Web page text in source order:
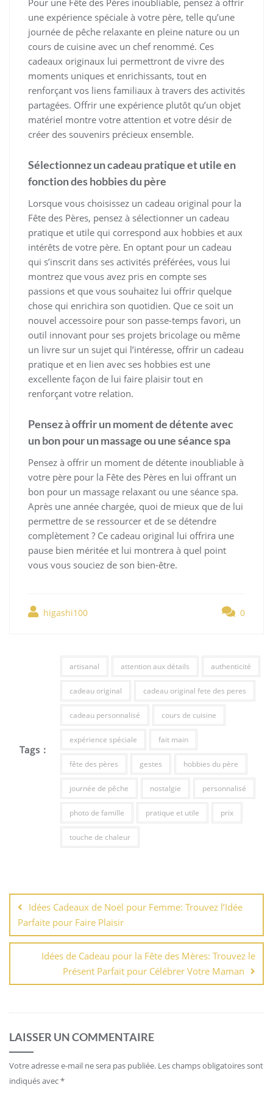
une expérience spéciale à votre père, telle qu’une
journée de pêche relaxante en pleine nature ou un
cours de cuisine avec un chef renommé. Ces
cadeaux originaux lui permettront de vivre des
moments uniques et enrichissants, tout en
renforçant vos liens familiaux à travers des activités
partagées. Offrir une expérience plutôt qu’un objet
matériel montre votre attention et votre désir de
créer des souvenirs précieux ensemble.
Sélectionnez un cadeau pratique et utile en
fonction des hobbies du père
Lorsque vous choisissez un cadeau original pour la
Fête des Pères, pensez à sélectionner un cadeau
pratique et utile qui correspond aux hobbies et aux
intérêts de votre père. En optant pour un cadeau
qui s’inscrit dans ses activités préférées, vous lui
montrez que vous avez pris en compte ses
passions et que vous souhaitez lui offrir quelque
chose qui enrichira son quotidien. Que ce soit un
nouvel accessoire pour son passe-temps favori, un
outil innovant pour ses projets bricolage ou même
un livre sur un sujet qui l’intéresse, offrir un cadeau
pratique et en lien avec ses hobbies est une
excellente façon de lui faire plaisir tout en
renforçant votre relation.
Pensez à offrir un moment de détente avec
un bon pour un massage ou une séance spa
Pensez à offrir un moment de détente inoubliable à
votre père pour la Fête des Pères en lui offrant un
bon pour un massage relaxant ou une séance spa.
Après une année chargée, quoi de mieux que de lui
permettre de se ressourcer et de se détendre
complètement ? Ce cadeau original lui offrira une
pause bien méritée et lui montrera à quel point
vous vous souciez de son bien-être.
higashi100 0
Tags :
artisanal attention aux détails authenticité
cadeau original cadeau original fete des peres
cadeau personnalisé cours de cuisine
expérience spéciale fait main
fête des pères gestes hobbies du père
journée de pêche nostalgie personnalisé
photo de famille pratique et utile prix
touche de chaleur
de
l’article
Idées Cadeaux de Noël pour Femme: Trouvez l’Idée
Parfaite pour Faire Plaisir
Idées de Cadeau pour la Fête des Mères: Trouvez le
Présent Parfait pour Célébrer Votre Maman
LAISSER UN COMMENTAIRE
Votre adresse e-mail ne sera pas publiée. Les champs obligatoires sont
indiqués avec*